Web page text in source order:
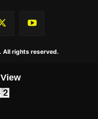
All rights reserved.